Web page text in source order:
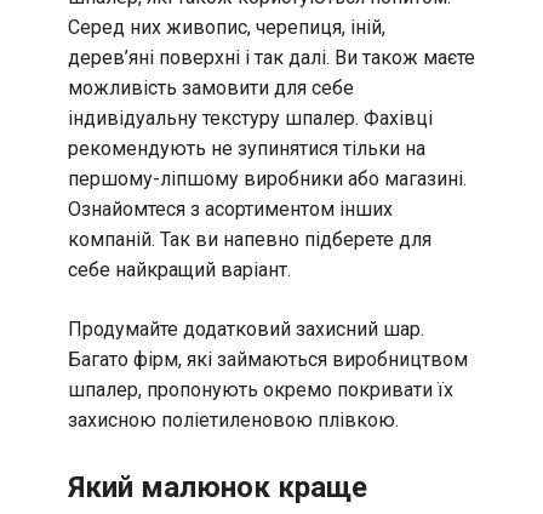
Серед них живопис, черепиця, іній,
дерев’яні поверхні і так далі. Ви також маєте
можливість замовити для себе
індивідуальну текстуру шпалер. Фахівці
рекомендують не зупинятися тільки на
першому-ліпшому виробники або магазині.
Ознайомтеся з асортиментом інших
компаній. Так ви напевно підберете для
себе найкращий варіант.
Продумайте додатковий захисний шар.
Багато фірм, які займаються виробництвом
шпалер, пропонують окремо покривати їх
захисною поліетиленовою плівкою.
Який малюнок краще